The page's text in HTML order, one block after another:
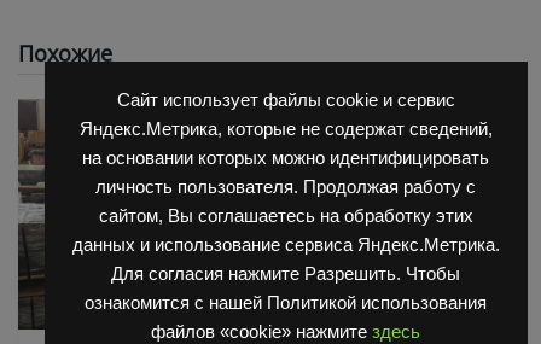
Сайт использует файлы cookie и сервис
Яндекс.Метрика, которые не содержат сведений,
на основании которых можно идентифицировать
личность пользователя. Продолжая работу с
сайтом, Вы соглашаетесь на обработку этих
данных и использование сервиса Яндекс.Метрика.
Для согласия нажмите Разрешить. Чтобы
ознакомится с нашей Политикой использования
файлов «cookie» нажмите здесь
Похожие